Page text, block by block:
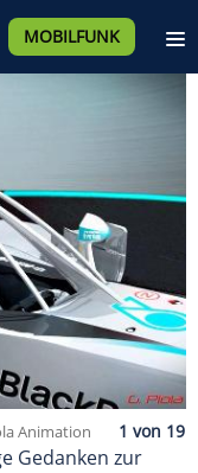
MOBILFUNK
Animation
Gedanken zur